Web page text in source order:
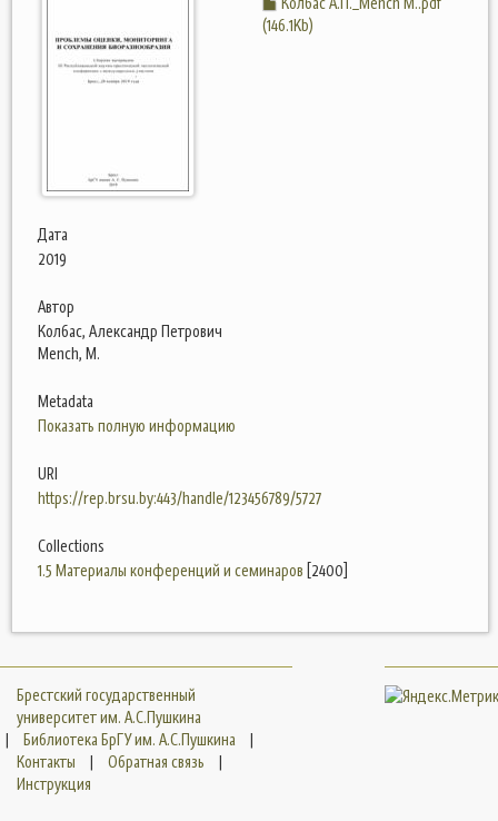
(146.1Kb)
Дата
2019
Автор
Колбас, Александр Петрович
Mench, M.
Metadata
Показать полную информацию
URI
https://rep.brsu.by:443/handle/123456789/5727
Collections
1.5 Материалы конференций и семинаров [2400]
Брестский государственный
университет им. А.С.Пушкина
|
Библиотека БрГУ им. А.С.Пушкина
|
Контакты
| Обратная связь
|
Инструкция